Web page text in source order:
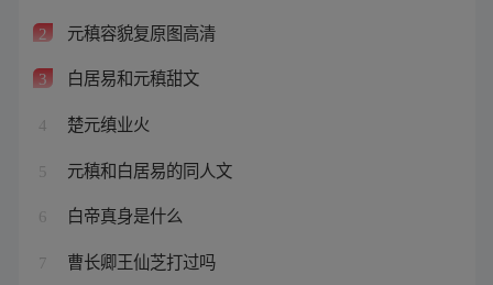
2 元稹容貌复原图高清
3 白居易和元稹甜文
4 楚元缜业火
5 元稹和白居易的同人文
6 白帝真身是什么
7 曹长卿王仙芝打过吗